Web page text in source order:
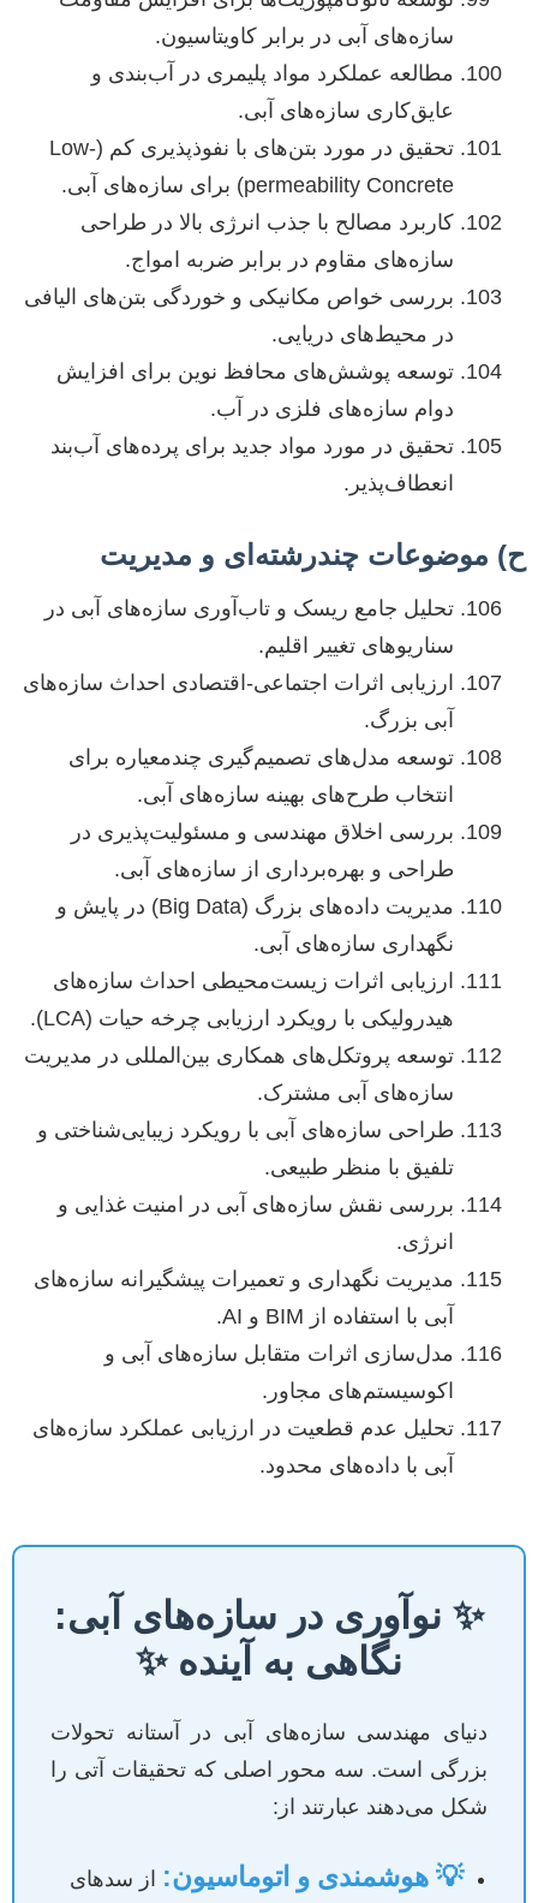
سازه‌های آبی در برابر کاویتاسیون.
مطالعه عملکرد مواد پلیمری در آب‌بندی و
عایق‌کاری سازه‌های آبی.
تحقیق در مورد بتن‌های با نفوذپذیری کم (Low-
permeability Concrete) برای سازه‌های آبی.
کاربرد مصالح با جذب انرژی بالا در طراحی
سازه‌های مقاوم در برابر ضربه امواج.
بررسی خواص مکانیکی و خوردگی بتن‌های الیافی
در محیط‌های دریایی.
توسعه پوشش‌های محافظ نوین برای افزایش
دوام سازه‌های فلزی در آب.
تحقیق در مورد مواد جدید برای پرده‌های آب‌بند
انعطاف‌پذیر.
ح) موضوعات چندرشته‌ای و مدیریت
تحلیل جامع ریسک و تاب‌آوری سازه‌های آبی در
سناریوهای تغییر اقلیم.
ارزیابی اثرات اجتماعی-اقتصادی احداث سازه‌های
آبی بزرگ.
توسعه مدل‌های تصمیم‌گیری چندمعیاره برای
انتخاب طرح‌های بهینه سازه‌های آبی.
بررسی اخلاق مهندسی و مسئولیت‌پذیری در
طراحی و بهره‌برداری از سازه‌های آبی.
مدیریت داده‌های بزرگ (Big Data) در پایش و
نگهداری سازه‌های آبی.
ارزیابی اثرات زیست‌محیطی احداث سازه‌های
هیدرولیکی با رویکرد ارزیابی چرخه حیات (LCA).
توسعه پروتکل‌های همکاری بین‌المللی در مدیریت
سازه‌های آبی مشترک.
طراحی سازه‌های آبی با رویکرد زیبایی‌شناختی و
تلفیق با منظر طبیعی.
بررسی نقش سازه‌های آبی در امنیت غذایی و
انرژی.
مدیریت نگهداری و تعمیرات پیشگیرانه سازه‌های
آبی با استفاده از BIM و AI.
مدل‌سازی اثرات متقابل سازه‌های آبی و
اکوسیستم‌های مجاور.
تحلیل عدم قطعیت در ارزیابی عملکرد سازه‌های
آبی با داده‌های محدود.
✨ نوآوری در سازه‌های آبی:
نگاهی به آینده ✨
دنیای مهندسی سازه‌های آبی در آستانه تحولات
بزرگی است. سه محور اصلی که تحقیقات آتی را
شکل می‌دهند عبارتند از:
💡 هوشمندی و اتوماسیون: از سدهای